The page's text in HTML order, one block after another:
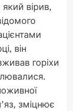
вірив,
він
горіхи
зміцнює